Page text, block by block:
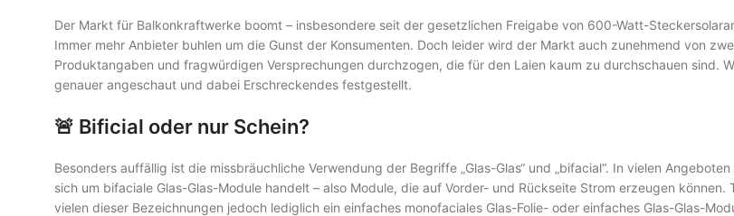
Der Markt für Balkonkraftwerke boomt – insbesondere seit der gesetzlichen Freigabe von 600-Watt-
Immer mehr Anbieter buhlen um die Gunst der Konsumenten. Doch leider wird der Markt auch zunehmend von
Produktangaben und fragwürdigen Versprechungen durchzogen, die für den Laien kaum zu durchschauen sind.
genauer angeschaut und dabei Erschreckendes festgestellt.
🚨 Bificial oder nur Schein?
Besonders auffällig ist die missbräuchliche Verwendung der Begriffe „Glas-Glas“ und „bifacial“. In vielen
sich um bifaciale Glas-Glas-Module handelt – also Module, die auf Vorder- und Rückseite Strom erzeugen
vielen dieser Bezeichnungen jedoch lediglich ein einfaches monofaciales Glas-Folie- oder einfaches Glas-Glas-